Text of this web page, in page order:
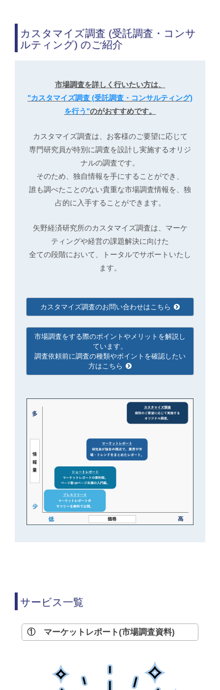
カスタマイズ調査 (受託調査・コンサ
ルティング) のご紹介
市場調査を詳しく行いたい方は、
"カスタマイズ調査 (受託調査・コンサルティング)
を行う"のがおすすめです。
カスタマイズ調査は、お客様のご要望に応じて
専門研究員が特別に調査を設計し実施するオリジ
ナルの調査です。
そのため、独自情報を手にすることができ、
誰も調べたことのない貴重な市場調査情報を、独
占的に入手することができます。
矢野経済研究所のカスタマイズ調査は、マーケ
ティングや経営の課題解決に向けた
全ての段階において、トータルでサポートいたし
ます。
カスタマイズ調査のお問い合わせはこちら
市場調査をする際のポイントやメリットを解説し
ています。
調査依頼前に調査の種類やポイントを確認したい
方はこちら
サービス一覧
① マーケットレポート(市場調査資料)